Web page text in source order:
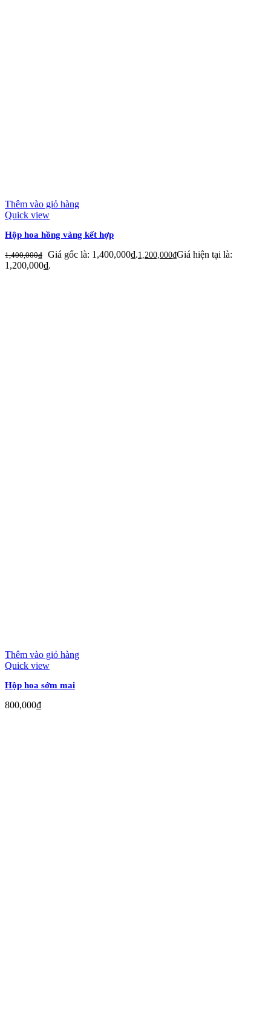
Thêm vào giỏ hàng
Quick view
Hộp hoa hồng vàng kết hợp
1,400,000₫ Giá gốc là: 1,400,000₫.1,200,000₫Giá hiện tại là:
1,200,000₫.
Thêm vào giỏ hàng
Quick view
Hộp hoa sớm mai
800,000₫